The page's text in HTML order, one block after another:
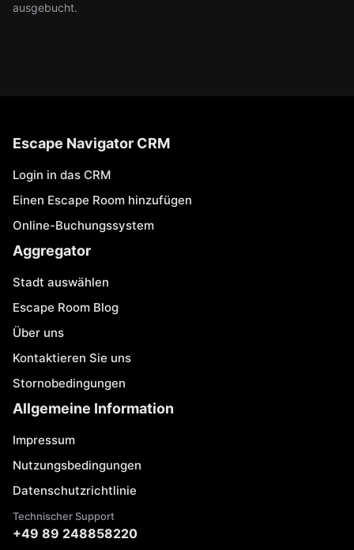
ausgebucht.
Escape Navigator CRM
Login in das CRM
Einen Escape Room hinzufügen
Online-Buchungssystem
Aggregator
Stadt auswählen
Escape Room Blog
Über uns
Kontaktieren Sie uns
Stornobedingungen
Allgemeine Information
Impressum
Nutzungsbedingungen
Datenschutzrichtlinie
Technischer Support
+49 89 248858220